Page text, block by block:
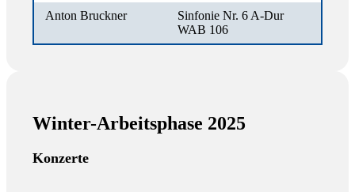
Anton Bruckner
Sinfonie Nr. 6 A-Dur
WAB 106
Winter-Arbeitsphase 2025
Konzerte